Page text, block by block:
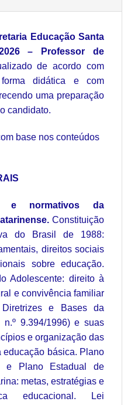
Educação Santa
– Professor de
de acordo com
didática e com
uma preparação
candidato.
base nos conteúdos
e normativos da
Constituição
do Brasil de 1988:
direitos sociais
sobre educação.
Adolescente: direito à
e convivência familiar
e Bases da
9.394/1996) e suas
e organização das
educação básica. Plano
e Plano Estadual de
metas, estratégias e
educacional. Lei